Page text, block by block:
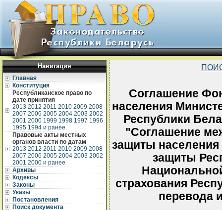
Навигация
Главная
Конституция
Республиканское право по
дате принятия
2013 2012 2011 2010 2009 2008
2007 2006 2005 2004 2003 2002
2001 2000 1999 1998 1997 1996
1995 1994 и ранее
Правовые акты местных
органов власти по датам
2013 2012 2011 2010 2009 2008
2007 2006 2005 2004 2003 2002
2001 2000 и ранее
Архивы
Кодексы
Законы
Указы
Постановления
Поиск документа
Соглашение
населения
Республики
"Соглашение
защиты
защиты
страхования
перевода